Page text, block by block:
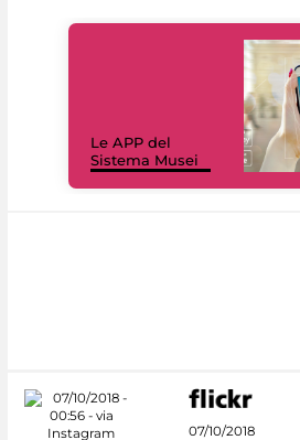
Le APP del
Sistema Musei
07/10/2018